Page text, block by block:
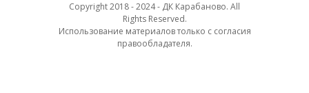
Copyright 2018 - 2024 - ДК Карабаново. All
Rights Reserved.
Использование материалов только с согласия
правообладателя.